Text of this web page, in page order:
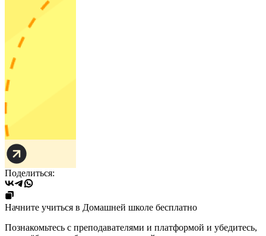
Поделиться:
Начните учиться в Домашней школе бесплатно
Познакомьтесь с преподавателями и платформой и убедитесь,